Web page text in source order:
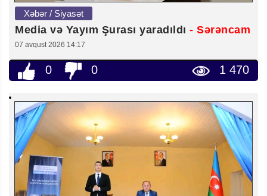
Xəbər / Siyasət
Media və Yayım Şurası yaradıldı - Sərəncam
07 avqust 2026 14:17
0 0 1 470